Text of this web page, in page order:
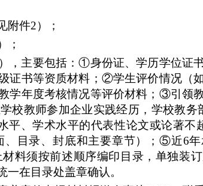
附件2）；
；
，主要包括：①身份证、学历学位证
证书等资质材料；②学生评价情况（
学年度考核情况等评价材料；③引领
校教师参加企业实践经历，学校教务
、学术水平的代表性论文或论著不
目录、封底和主要章节）；⑤近6
料须按前述顺序编印目录，单独装
在目录处盖章确认。